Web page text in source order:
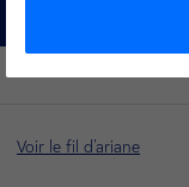
Voir le fil d'ariane